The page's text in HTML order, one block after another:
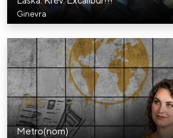
Ginevra
Metro(nom)